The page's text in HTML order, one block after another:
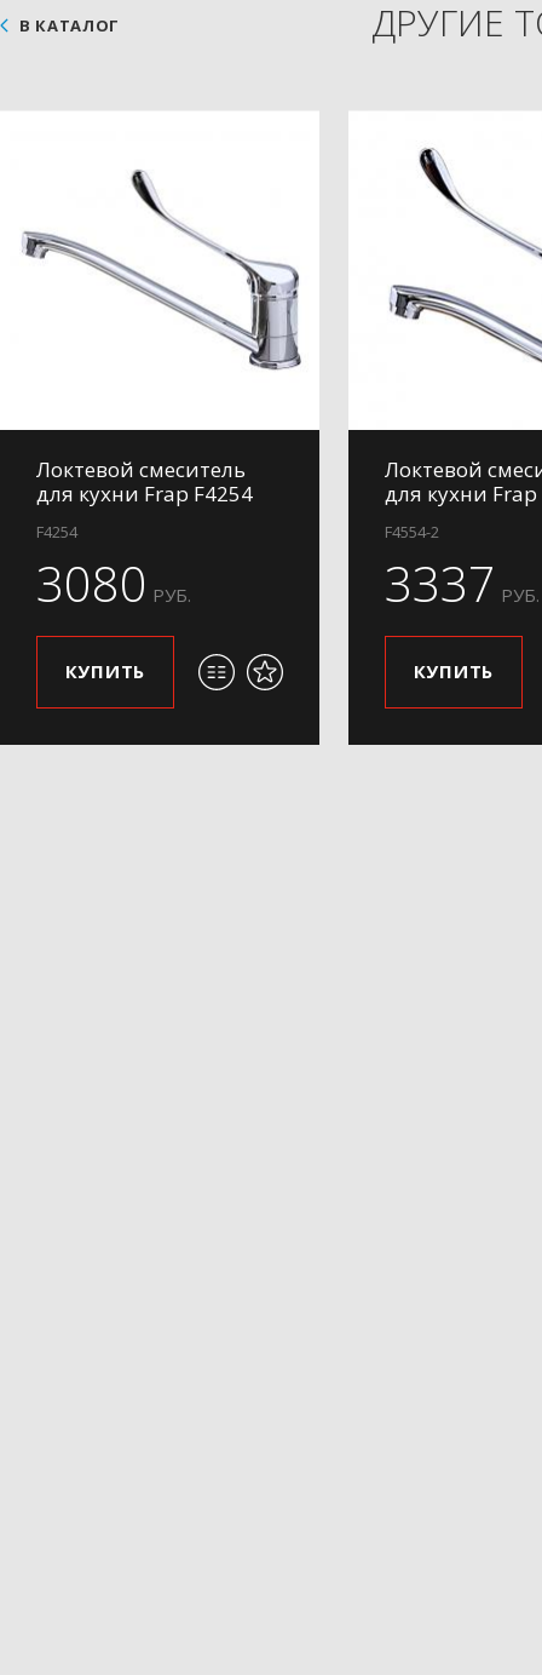
ДРУГИЕ
В КАТАЛОГ
Локтевой смеситель
для кухни Frap F4254
F4254
3080 РУБ.
КУПИТЬ
Локтевой
для кухни Frap
F4554-2
3337 РУБ.
КУПИТЬ